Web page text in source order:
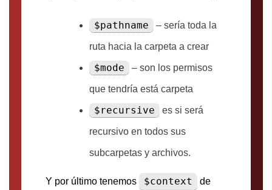
$pathname – sería toda la
ruta hacia la carpeta a crear
$mode – son los permisos
que tendría está carpeta
$recursive es si será
recursivo en todos sus
subcarpetas y archivos.
Y por último tenemos $context
de